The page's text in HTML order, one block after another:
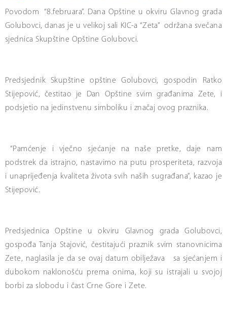
Povodom “8.februara”. Dana Opštine u okviru Glavnog grada
Golubovci, danas je u velikoj sali KIC-a “Zeta” održana svečana
sjednica Skupštine Opštine Golubovci.
Predsjednik Skupštine opštine Golubovci, gospodin Ratko
Stijepović, čestitao je Dan Opštine svim građanima Zete, i
podsjetio na jedinstvenu simboliku i značaj ovog praznika.
“Pamćenje i vječno sjećanje na naše pretke, daje nam
podstrek da istrajno, nastavimo na putu prosperiteta, razvoja
i unaprijeđenja kvaliteta života svih naših sugrađana”, kazao je
Stijepović.
Predsjednica Opštine u okviru Glavnog grada Golubovci,
gospođa Tanja Stajović, čestitajući praznik svim stanovnicima
Zete, naglasila je da se ovaj datum obilježava sa sjećanjem i
dubokom naklonošću prema onima, koji su istrajali u svojoj
borbi za slobodu i čast Crne Gore i Zete.